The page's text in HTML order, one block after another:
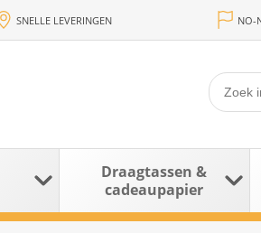
SNELLE LEVERINGEN NO-
Draagtassen &
cadeaupapier